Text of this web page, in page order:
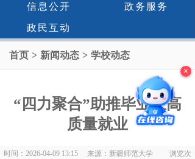
信息公开 政务服务
政民互动
首页 > 新闻动态 > 学校动态
“四力聚合”助推毕业生高
质量就业
时间：2026-04-09 13:15 来源：新疆师范大学 浏览次
×